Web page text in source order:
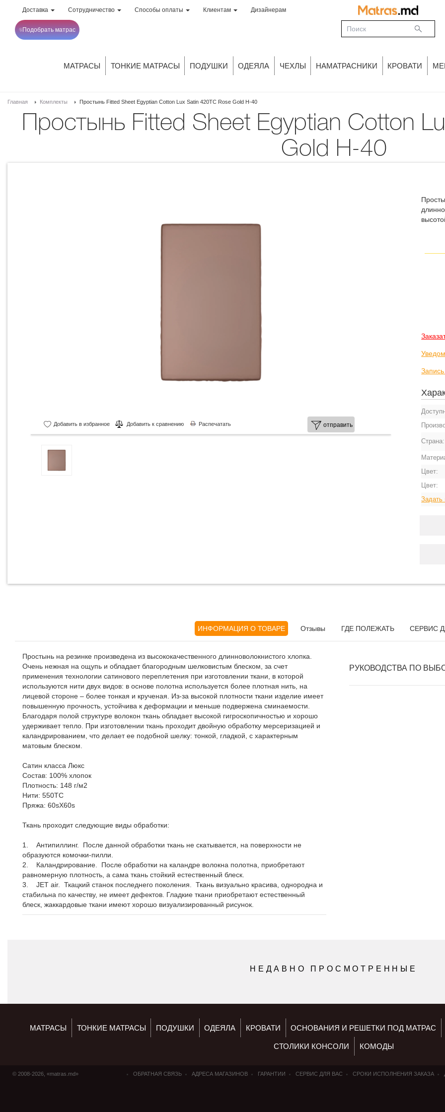
Доставка Сотрудничество Способы оплаты Клиентам Дизайнерам
Подобрать матрас
МАТРАСЫ ТОНКИЕ МАТРАСЫ ПОДУШКИ ОДЕЯЛА ЧЕХЛЫ НАМАТРАСНИКИ КРОВАТИ
Главная Комплекты Простынь Fitted Sheet Egyptian Cotton Lux Satin 420TC Rose Gold H-40
Gold H-40
отправить
Добавить в избранное Добавить к сравнению Распечатать
Цвет:
Цвет:
Задать
ИНФОРМАЦИЯ О ТОВАРЕ Отзывы ГДЕ ПОЛЕЖАТЬ СЕРВИС
Простынь на резинке произведена из высококачественного длинноволокнистого хлопка.
Очень нежная на ощупь и обладает благородным шелковистым блеском, за счет
применения технологии сатинового переплетения при изготовлении ткани, в которой
используются нити двух видов: в основе полотна используется более плотная нить, на
лицевой стороне – более тонкая и крученая. Из-за высокой плотности ткани изделие имеет
повышенную прочность, устойчива к деформации и меньше подвержена сминаемости.
Благодаря полой структуре волокон ткань обладает высокой гигроскопичностью и хорошо
удерживает тепло. При изготовлении ткань проходит двойную обработку мерсеризацией и
каландрированием, что делает ее подобной шелку: тонкой, гладкой, с характерным
матовым блеском.
Сатин класса Люкс
Состав: 100% хлопок
Плотность: 148 г/м2
Нити: 550ТС
Пряжа: 60sX60s
Ткань проходит следующие виды обработки:
1. Антипиллинг. После данной обработки ткань не скатывается, на поверхности не
образуются комочки-пилли.
2. Каландрирование. После обработки на каландре волокна полотна, приобретают
равномерную плотность, а сама ткань стойкий естественный блеск.
3. JET air. Ткацкий станок последнего поколения. Ткань визуально красива, однородна и
стабильна по качеству, не имеет дефектов. Гладкие ткани приобретают естественный
блеск, жаккардовые ткани имеют хорошо визуализированный рисунок.
РУКОВОДСТВА ПО
НЕДАВНО ПРОСМОТРЕННЫЕ
МАТРАСЫ ТОНКИЕ МАТРАСЫ ПОДУШКИ ОДЕЯЛА КРОВАТИ ОСНОВАНИЯ И РЕШЕТКИ ПОД МАТРАС
СТОЛИКИ КОНСОЛИ КОМОДЫ
© 2008-2026, «matras.md» ОБРАТНАЯ СВЯЗЬ АДРЕСА МАГАЗИНОВ ГАРАНТИИ СЕРВИС ДЛЯ ВАС СРОКИ ИСПОЛНЕНИЯ ЗАКАЗА